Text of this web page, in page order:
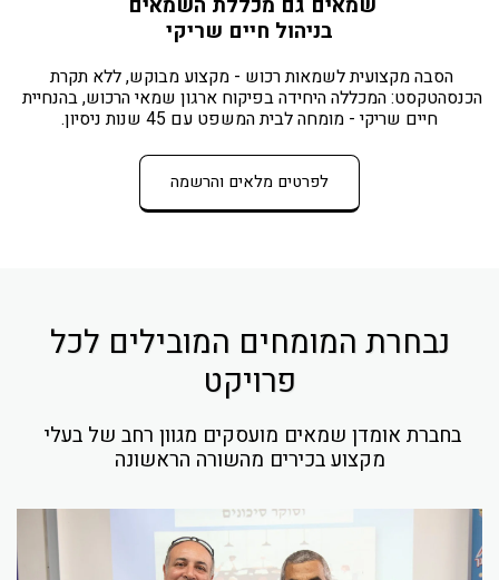
בניהול חיים שריקי
הסבה מקצועית לשמאות רכוש - מקצוע מבוקש, ללא תקרת
הכנסהטקסט: המכללה היחידה בפיקוח ארגון שמאי הרכוש, בהנחיית
חיים שריקי - מומחה לבית המשפט עם 45 שנות ניסיון.
לפרטים מלאים והרשמה
נבחרת המומחים המובילים לכל
פרויקט
מקצוע בכירים מהשורה הראשונה